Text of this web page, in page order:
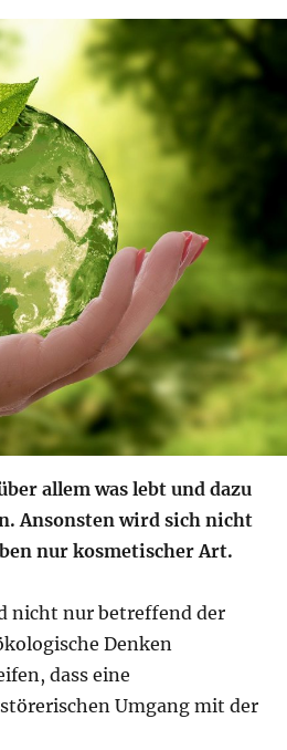
allem was lebt und dazu
Ansonsten wird sich nicht
nur kosmetischer Art.
nicht nur betreffend der
Denken
dass eine
Umgang mit der